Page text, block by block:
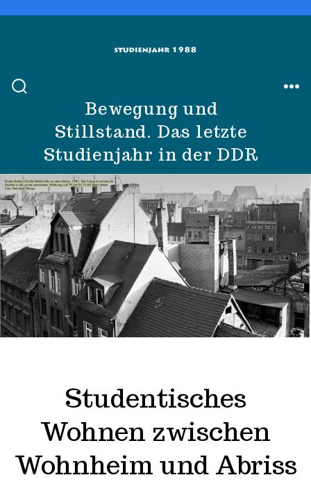
EIN-/AUSBLENDENBewegung und
Stillstand. Das letzte
Studienjahr in der DDR
Studentisches
Wohnen zwischen
Wohnheim und Abriss